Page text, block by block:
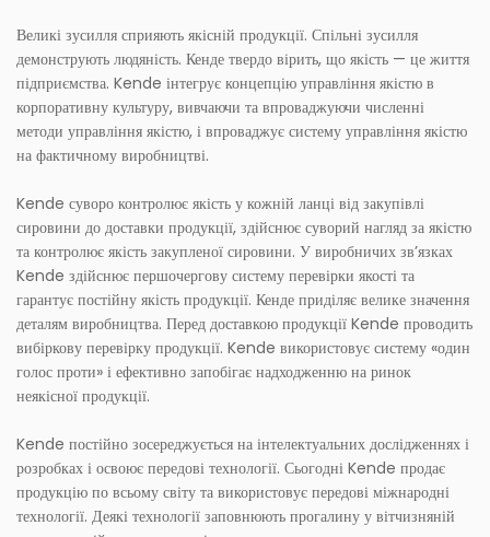
Великі зусилля сприяють якісній продукції. Спільні зусилля
демонструють людяність. Кенде твердо вірить, що якість — це життя
підприємства. Kende інтегрує концепцію управління якістю в
корпоративну культуру, вивчаючи та впроваджуючи численні
методи управління якістю, і впроваджує систему управління якістю
на фактичному виробництві.
Kende суворо контролює якість у кожній ланці від закупівлі
сировини до доставки продукції, здійснює суворий нагляд за якістю
та контролює якість закупленої сировини. У виробничих зв’язках
Kende здійснює першочергову систему перевірки якості та
гарантує постійну якість продукції. Кенде приділяє велике значення
деталям виробництва. Перед доставкою продукції Kende проводить
вибіркову перевірку продукції. Kende використовує систему «один
голос проти» і ефективно запобігає надходженню на ринок
неякісної продукції.
Kende постійно зосереджується на інтелектуальних дослідженнях і
розробках і освоює передові технології. Сьогодні Kende продає
продукцію по всьому світу та використовує передові міжнародні
технології. Деякі технології заповнюють прогалину у вітчизняній